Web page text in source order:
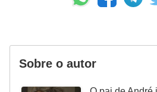
Sobre o autor